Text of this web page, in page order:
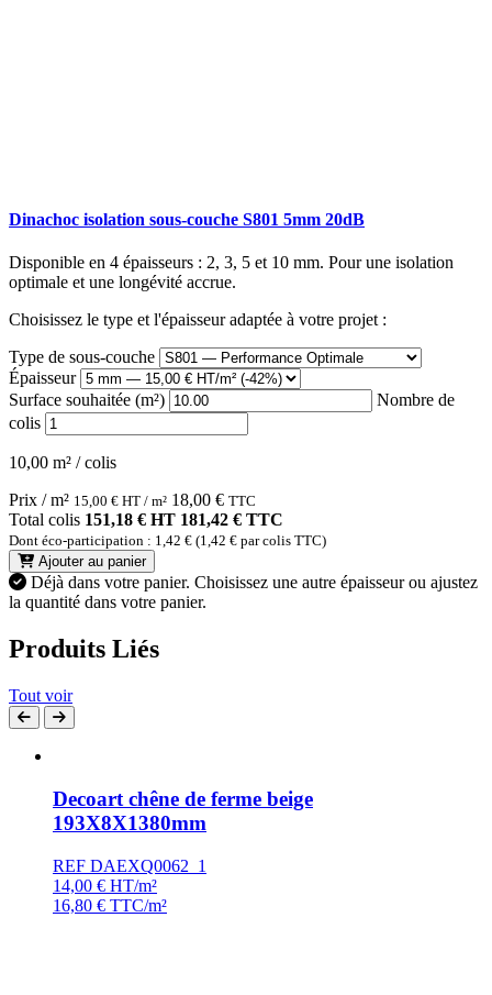
Dinachoc isolation sous-couche S801 5mm 20dB
Disponible en 4 épaisseurs : 2, 3, 5 et 10 mm. Pour une isolation
optimale et une longévité accrue.
Choisissez le type et l'épaisseur adaptée à votre projet :
Type de sous-couche
Épaisseur
Surface souhaitée (m²)
Nombre de
colis
10,00 m² / colis
Prix / m² 15,00 € HT / m² 18,00 € TTC
Total colis 151,18 € HT 181,42 € TTC
Dont éco-participation : 1,42 € (1,42 € par colis TTC)
Ajouter au panier
Déjà dans votre panier. Choisissez une autre épaisseur ou ajustez
la quantité dans votre panier.
Produits Liés
Tout voir
Decoart chêne de ferme beige
193X8X1380mm
REF DAEXQ0062_1
14,00 € HT/m²
16,80 € TTC/m²